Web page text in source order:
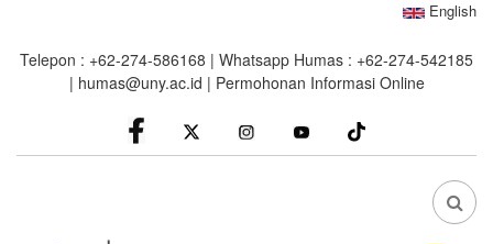
main
English
Telepon : +62-274-586168 | Whatsapp Humas : +62-274-542185
| humas@uny.ac.id | Permohonan Informasi Online
facebook
Instagram youtube
FA